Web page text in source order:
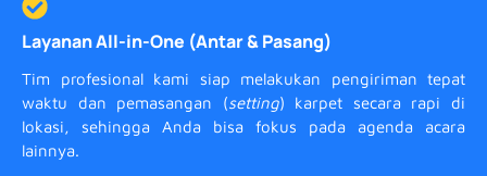
Layanan All-in-One (Antar & Pasang)
Tim profesional kami siap melakukan pengiriman tepat
waktu dan pemasangan (setting) karpet secara rapi di
lokasi, sehingga Anda bisa fokus pada agenda acara
lainnya.